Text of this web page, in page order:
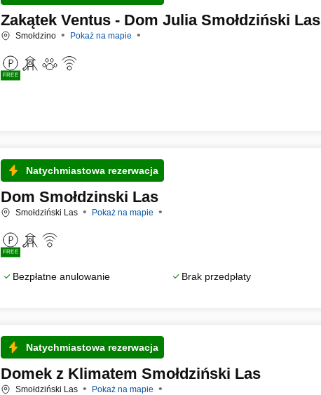
Zakątek Ventus - Dom Julia Smołdziński Las
Smołdzino Pokaż na mapie
FREE
Natychmiastowa rezerwacja
Dom Smołdzinski Las
Smołdziński Las Pokaż na mapie
FREE
Bezpłatne anulowanie Brak przedpłaty
Natychmiastowa rezerwacja
Domek z Klimatem Smołdziński Las
Smołdziński Las Pokaż na mapie